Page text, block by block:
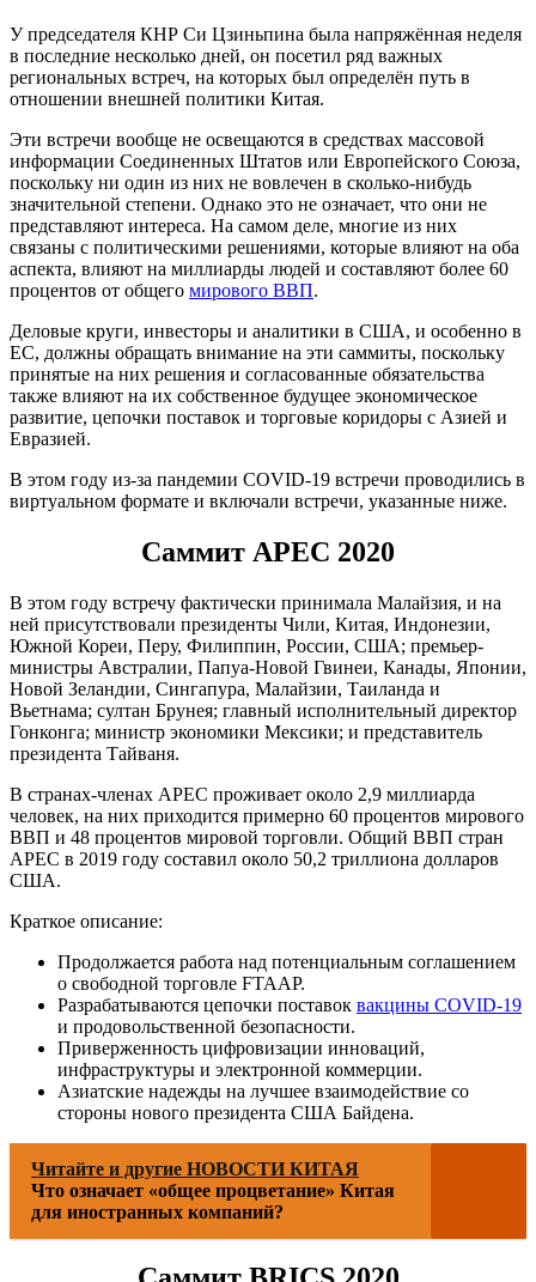
У председателя КНР Си Цзиньпина была напряжённая неделя
в последние несколько дней, он посетил ряд важных
региональных встреч, на которых был определён путь в
отношении внешней политики Китая.
Эти встречи вообще не освещаются в средствах массовой
информации Соединенных Штатов или Европейского Союза,
поскольку ни один из них не вовлечен в сколько-нибудь
значительной степени. Однако это не означает, что они не
представляют интереса. На самом деле, многие из них
связаны с политическими решениями, которые влияют на оба
аспекта, влияют на миллиарды людей и составляют более 60
процентов от общего мирового ВВП.
Деловые круги, инвесторы и аналитики в США, и особенно в
ЕС, должны обращать внимание на эти саммиты, поскольку
принятые на них решения и согласованные обязательства
также влияют на их собственное будущее экономическое
развитие, цепочки поставок и торговые коридоры с Азией и
Евразией.
В этом году из-за пандемии COVID-19 встречи проводились в
виртуальном формате и включали встречи, указанные ниже.
Саммит APEC 2020
В этом году встречу фактически принимала Малайзия, и на
ней присутствовали президенты Чили, Китая, Индонезии,
Южной Кореи, Перу, Филиппин, России, США; премьер-
министры Австралии, Папуа-Новой Гвинеи, Канады, Японии,
Новой Зеландии, Сингапура, Малайзии, Таиланда и
Вьетнама; султан Брунея; главный исполнительный директор
Гонконга; министр экономики Мексики; и представитель
президента Тайваня.
В странах-членах APEC проживает около 2,9 миллиарда
человек, на них приходится примерно 60 процентов мирового
ВВП и 48 процентов мировой торговли. Общий ВВП стран
APEC в 2019 году составил около 50,2 триллиона долларов
США.
Краткое описание:
Продолжается работа над потенциальным соглашением
о свободной торговле FTAAP.
Разрабатываются цепочки поставок вакцины COVID-19
и продовольственной безопасности.
Приверженность цифровизации инноваций,
инфраструктуры и электронной коммерции.
Азиатские надежды на лучшее взаимодействие со
стороны нового президента США Байдена.
Читайте и другие НОВОСТИ КИТАЯ
Что означает «общее процветание» Китая
для иностранных компаний?